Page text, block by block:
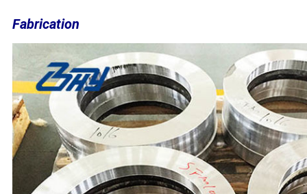
Fabrication